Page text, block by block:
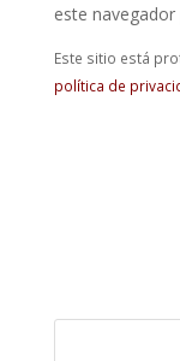
este
Este sitio está
política de